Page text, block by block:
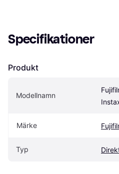
Specifikationer
Produkt
Modellnamn
Märke
Typ